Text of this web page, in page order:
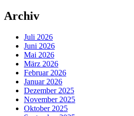
Archiv
Juli 2026
Juni 2026
Mai 2026
März 2026
Februar 2026
Januar 2026
Dezember 2025
November 2025
Oktober 2025